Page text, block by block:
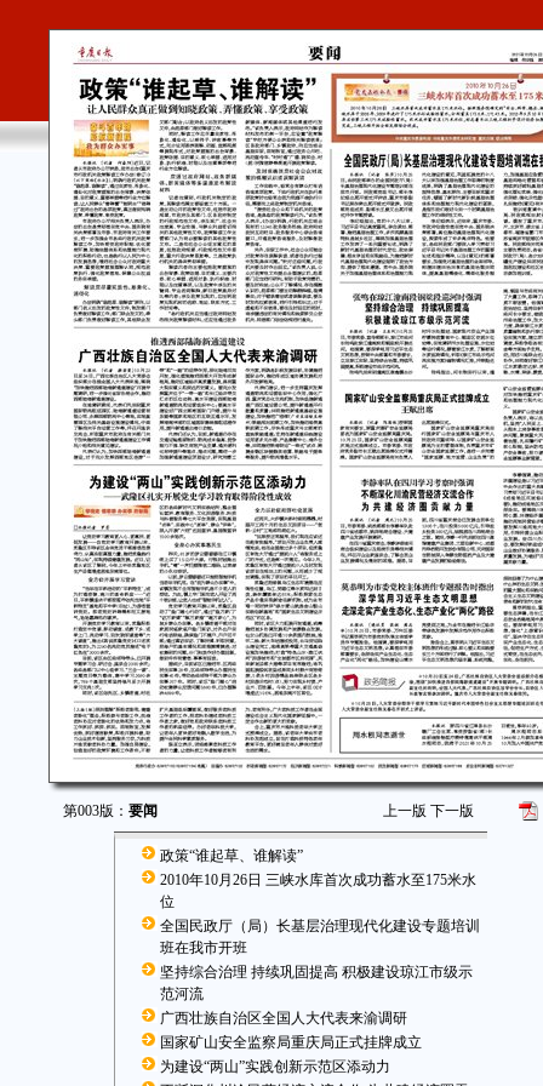
第003版： 要闻 上一版 下一版
政策“谁起草、谁解读”
2010年10月26日 三峡水库首次成功蓄水至175米水
位
全国民政厅（局）长基层治理现代化建设专题培训
班在我市开班
坚持综合治理 持续巩固提高 积极建设琼江市级示
范河流
广西壮族自治区全国人大代表来渝调研
国家矿山安全监察局重庆局正式挂牌成立
为建设“两山”实践创新示范区添动力